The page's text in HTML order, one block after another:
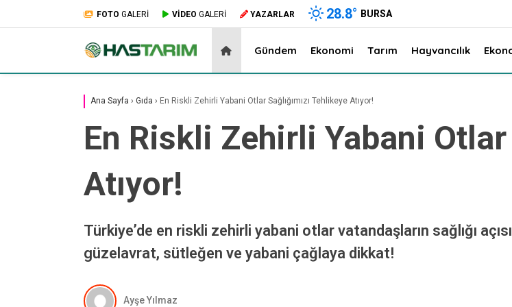
FOTO GALERİ VİDEO GALERİ YAZARLAR 28.8° BURSA
Gündem Ekonomi Tarım Hayvancılık
Ana Sayfa › Gıda › En Riskli Zehirli Yabani Otlar Sağlığımızı Tehlikeye Atıyor!
En Riskli Zehirli Yabani Otlar
Atıyor!
Türkiye’de en riskli zehirli yabani otlar vatandaşların sağlığı
güzelavrat, sütleğen ve yabani çağlaya dikkat!
Ayşe Yılmaz